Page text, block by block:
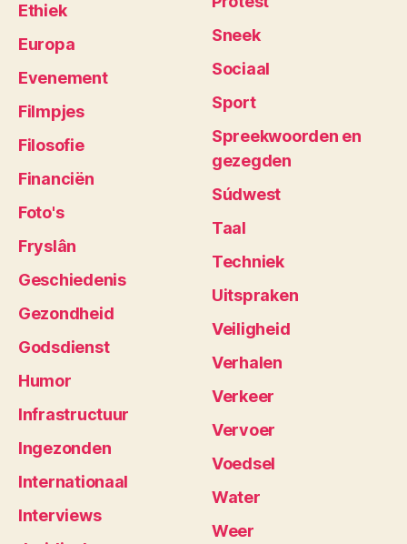
Ethiek
Europa
Evenement
Filmpjes
Filosofie
Financiën
Foto's
Fryslân
Geschiedenis
Gezondheid
Godsdienst
Humor
Infrastructuur
Ingezonden
Internationaal
Interviews
Sneek
Sociaal
Sport
Spreekwoorden en
gezegden
Súdwest
Taal
Techniek
Uitspraken
Veiligheid
Verhalen
Verkeer
Vervoer
Voedsel
Water
Weer